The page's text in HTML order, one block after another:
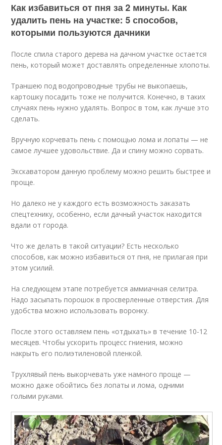
Как избавиться от пня за 2 минуты. Как
удалить пень на участке: 5 способов,
которыми пользуются дачники
После спила старого дерева на дачном участке остается
пень, который может доставлять определенные хлопоты.
Траншею под водопроводные трубы не выкопаешь,
картошку посадить тоже не получится. Конечно, в таких
случаях пень нужно удалять. Вопрос в том, как лучше это
сделать.
Вручную корчевать пень с помощью лома и лопаты — не
самое лучшее удовольствие. Да и спину можно сорвать.
Экскаватором данную проблему можно решить быстрее и
проще.
Но далеко не у каждого есть возможность заказать
спецтехнику, особенно, если дачный участок находится
вдали от города.
Что же делать в такой ситуации? Есть несколько
способов, как можно избавиться от пня, не прилагая при
этом усилий.
На следующем этапе потребуется аммиачная селитра.
Надо засыпать порошок в просверленные отверстия. Для
удобства можно использовать воронку.
После этого оставляем пень «отдыхать» в течение 10-12
месяцев. Чтобы ускорить процесс гниения, можно
накрыть его полиэтиленовой пленкой.
Трухлявый пень выкорчевать уже намного проще —
можно даже обойтись без лопаты и лома, одними
голыми руками.